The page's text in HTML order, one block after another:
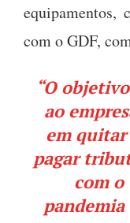
equipamentos,
com o GDF,
“O
ao
em
pagar
com o